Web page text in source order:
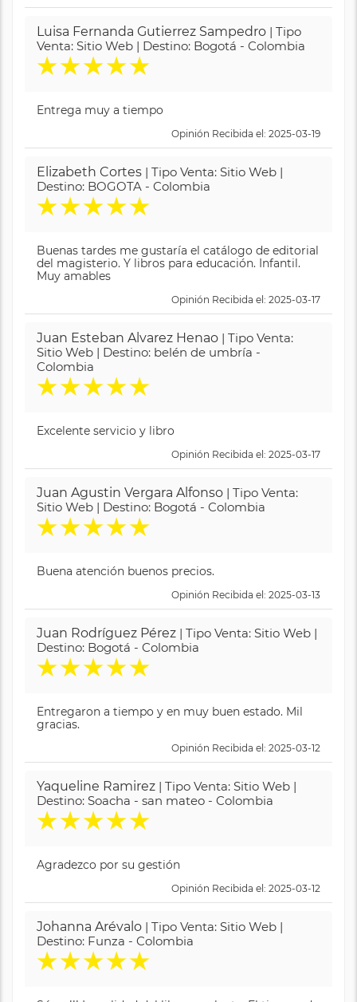
Luisa Fernanda Gutierrez Sampedro | Tipo
Venta: Sitio Web | Destino: Bogotá - Colombia
★★★★★
Entrega muy a tiempo
Opinión Recibida el: 2025-03-19
Elizabeth Cortes | Tipo Venta: Sitio Web |
Destino: BOGOTA - Colombia
★★★★★
Buenas tardes me gustaría el catálogo de editorial
del magisterio. Y libros para educación. Infantil.
Muy amables
Opinión Recibida el: 2025-03-17
Juan Esteban Alvarez Henao | Tipo Venta:
Sitio Web | Destino: belén de umbría -
Colombia
★★★★★
Excelente servicio y libro
Opinión Recibida el: 2025-03-17
Juan Agustin Vergara Alfonso | Tipo Venta:
Sitio Web | Destino: Bogotá - Colombia
★★★★★
Buena atención buenos precios.
Opinión Recibida el: 2025-03-13
Juan Rodríguez Pérez | Tipo Venta: Sitio Web |
Destino: Bogotá - Colombia
★★★★★
Entregaron a tiempo y en muy buen estado. Mil
gracias.
Opinión Recibida el: 2025-03-12
Yaqueline Ramirez | Tipo Venta: Sitio Web |
Destino: Soacha - san mateo - Colombia
★★★★★
Agradezco por su gestión
Opinión Recibida el: 2025-03-12
Johanna Arévalo | Tipo Venta: Sitio Web |
Destino: Funza - Colombia
★★★★★